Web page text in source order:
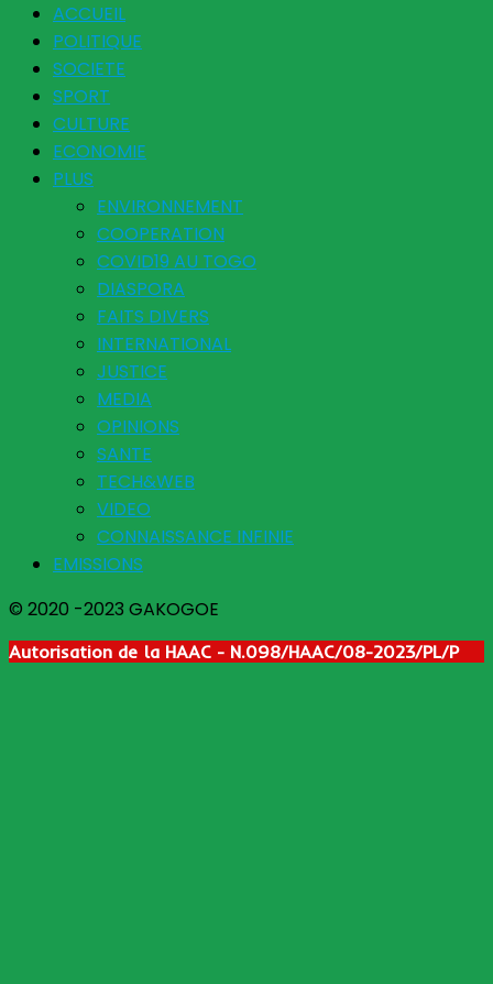
ACCUEIL
POLITIQUE
SOCIETE
SPORT
CULTURE
ECONOMIE
PLUS
ENVIRONNEMENT
COOPERATION
COVID19 AU TOGO
DIASPORA
FAITS DIVERS
INTERNATIONAL
JUSTICE
MEDIA
OPINIONS
SANTE
TECH&WEB
VIDEO
CONNAISSANCE INFINIE
EMISSIONS
© 2020 -2023 GAKOGOE
Autorisation de la HAAC - N.098/HAAC/08-2023/PL/P